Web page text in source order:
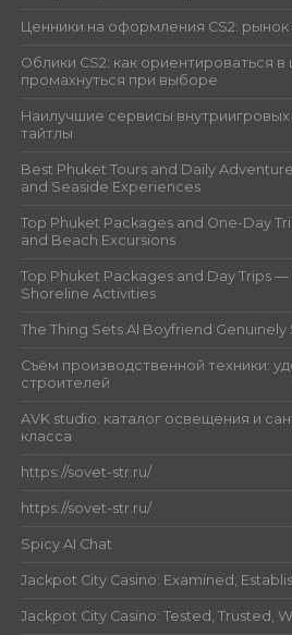
Ценники на оформления CS2:
Облики CS2: как ориентироваться в
промахнуться при выборе
Наилучшие сервисы
тайтлы
Best Phuket Tours and Daily
and Seaside Experiences
Top Phuket Packages and One-Day
and Beach Excursions
Top Phuket Packages and Day Trips
Shoreline Activities
The Thing Sets AI Boyfriend Genuinely
Съём производственной техники:
строителей
AVK studio: каталог освещения и
класса
https://sovet-str.ru/
https://sovet-str.ru/
Spicy AI Chat
Jackpot City Casino: Examined,
Jackpot City Casino: Tested, Trusted,